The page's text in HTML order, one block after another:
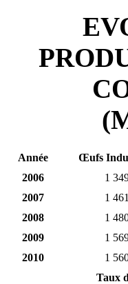
Année Œufs
2006
1
2007
1 461
2008
1
2009
1
2010
1
Taux